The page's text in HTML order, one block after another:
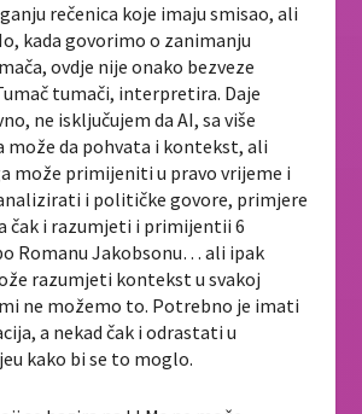
rečenica koje imaju smisao, ali
kada govorimo o zanimanju
ovdje nije onako bezveze
tumači, interpretira. Daje
ne isključujem da AI, sa više
može da pohvata i kontekst, ali
može primijeniti u pravo vrijeme i
i političke govore, primjere
čak i razumjeti i primijentii 6
Romanu Jakobsonu… ali ipak
razumjeti kontekst u svakoj
ne možemo to. Potrebno je imati
a nekad čak i odrastati u
kako bi se to moglo.